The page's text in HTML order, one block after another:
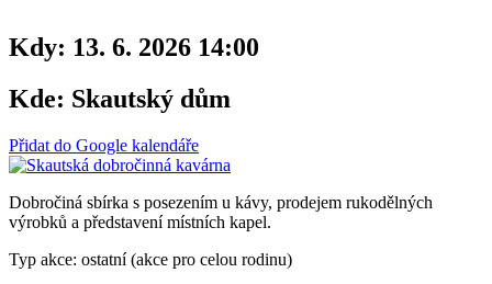
Kdy: 13. 6. 2026 14:00
Kde: Skautský dům
Přidat do Google kalendáře
Dobročiná sbírka s posezením u kávy, prodejem rukodělných
výrobků a představení místních kapel.
Typ akce: ostatní (akce pro celou rodinu)